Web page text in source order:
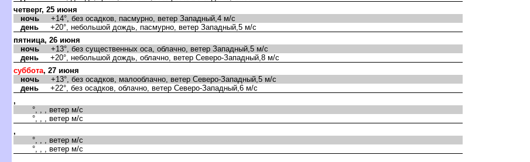
четверг, 25 июня
ночь +14°, без осадков, пасмурно, ветер Западный,4 м/с
день +20°, небольшой дождь, пасмурно, ветер Западный,5 м/с
пятница, 26 июня
ночь +13°, без существенных оса, облачно, ветер Западный,5 м/с
день +20°, небольшой дождь, облачно, ветер Северо-Западный,8 м/с
суббота, 27 июня
ночь +13°, без осадков, малооблачно, ветер Северо-Западный,5 м/с
день +22°, без осадков, облачно, ветер Северо-Западный,6 м/с
,
°, , , ветер м/с
°, , , ветер м/с
,
°, , , ветер м/с
°, , , ветер м/с